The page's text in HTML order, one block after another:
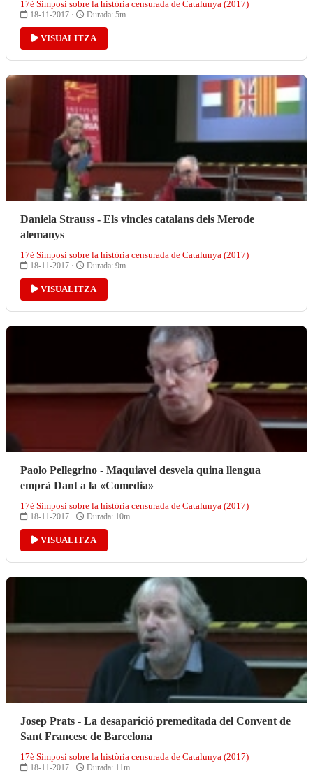
17è Simposi sobre la història censurada de Catalunya (2017)
18-11-2017 · Durada: 5m
VISUALITZA
Daniela Strauss - Els vincles catalans dels Merode
alemanys
17è Simposi sobre la història censurada de Catalunya (2017)
18-11-2017 · Durada: 9m
VISUALITZA
Paolo Pellegrino - Maquiavel desvela quina llengua
emprà Dant a la «Comedia»
17è Simposi sobre la història censurada de Catalunya (2017)
18-11-2017 · Durada: 10m
VISUALITZA
Josep Prats - La desaparició premeditada del Convent de
Sant Francesc de Barcelona
17è Simposi sobre la història censurada de Catalunya (2017)
18-11-2017 · Durada: 11m